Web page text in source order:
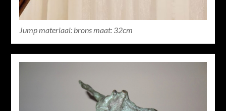
Jump materiaal: brons maat: 32cm